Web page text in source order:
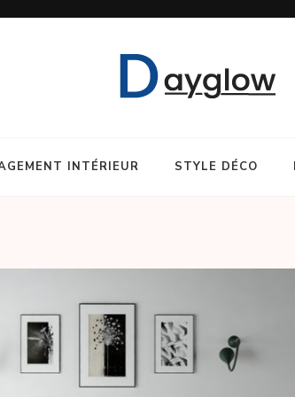
INTÉRIEUR STYLE DÉCO